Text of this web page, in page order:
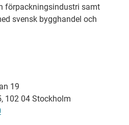
förpackningsindustri samt
svensk bygghandel och
19
102 04 Stockholm